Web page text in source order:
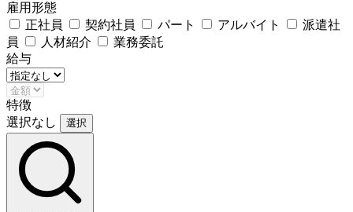
雇用形態
正社員
契約社員 パート アルバイト
派遣社
員
人材紹介
業務委託
給与
特徴
選択なし
選択